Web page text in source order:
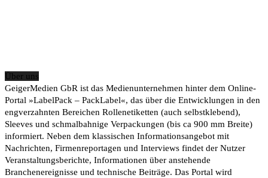
Über uns
GeigerMedien GbR ist das Medienunternehmen hinter dem Online-
Portal »LabelPack – PackLabel«, das über die Entwicklungen in den
engverzahnten Bereichen Rollenetiketten (auch selbstklebend),
Sleeves und schmalbahnige Verpackungen (bis ca 900 mm Breite)
informiert. Neben dem klassischen Informationsangebot mit
Nachrichten, Firmenreportagen und Interviews findet der Nutzer
Veranstaltungsberichte, Informationen über anstehende
Branchenereignisse und technische Beiträge. Das Portal wird